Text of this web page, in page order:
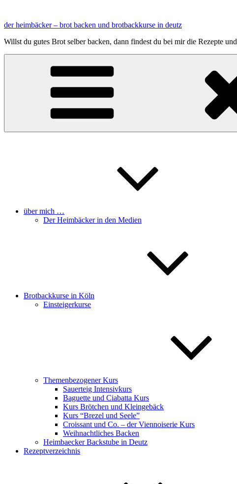
springen
der heimbäcker – brot backen und brotbackkurse in deutz
Willst du gutes Brot selber backen, dann findest du bei mir die Rezepte
über mich …
Der Heimbäcker in den Medien
Brotbackkurse in Köln
Einsteigerkurse
Themenbezogener Kurs
Sauerteig Intensivkurs
Baguette und Ciabatta Kurs
Kurs Brötchen und Kleingebäck
Kurs “Brezel und Seele”
Croissant und Co. – der Viennoiserie Kurs
Weihnachtliches Backen
Heimbaecker Backstube in Deutz
Rezeptverzeichnis